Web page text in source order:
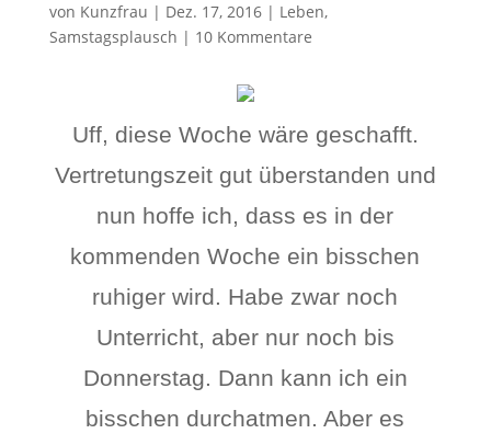
von Kunzfrau | Dez. 17, 2016| Leben,
Samstagsplausch | 10 Kommentare
Uff, diese Woche wäre geschafft.
Vertretungszeit gut überstanden und
nun hoffe ich, dass es in der
kommenden Woche ein bisschen
ruhiger wird. Habe zwar noch
Unterricht, aber nur noch bis
Donnerstag. Dann kann ich ein
bisschen durchatmen. Aber es